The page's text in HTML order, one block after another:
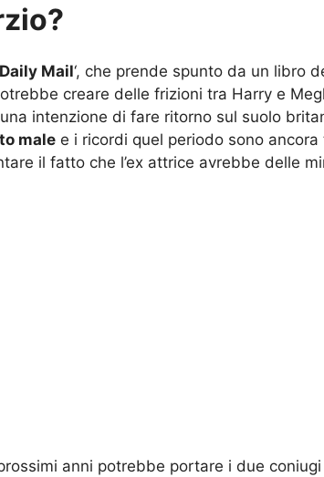
Daily Mail‘, che prende spunto da un libro
creare delle frizioni tra Harry e
intenzione di fare ritorno sul suolo
male e i ricordi quel periodo sono
il fatto che l’ex attrice avrebbe delle
anni potrebbe portare i due